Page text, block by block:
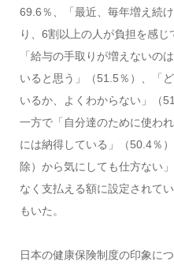
69.6％、「最近、毎年増え続
り、6割以上の人が負担を感じ
「給与の手取りが増えないの
いると思う」（51.5％）、「
いるか、よくわからない」（
一方で「自分達のために使わ
には納得している」（50.4％
除）から気にしても仕方ない
なく支払える額に設定されて
もいた。
日本の健康保険制度の印象に